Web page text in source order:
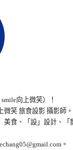
向上微笑）！
笑 旅食設影 攝影師。
美食、「設」設計、「
。